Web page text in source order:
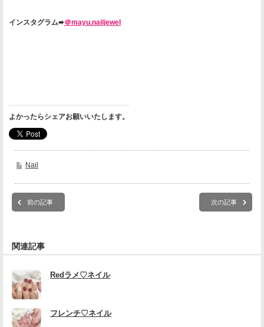
インスタグラム➨＠mayu.nailjewel
よかったらシェアお願いいたします。
Nail
前の記事 次の記事
関連記事
Redラメ♡ネイル
フレンチ♡ネイル